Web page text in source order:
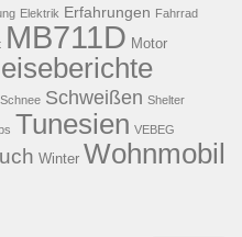
Elektrik Erfahrungen Fahrrad
MB711D Motor
Schnee Schweißen Shelter
Tunesien VEBEG
Winter Wohnmobil